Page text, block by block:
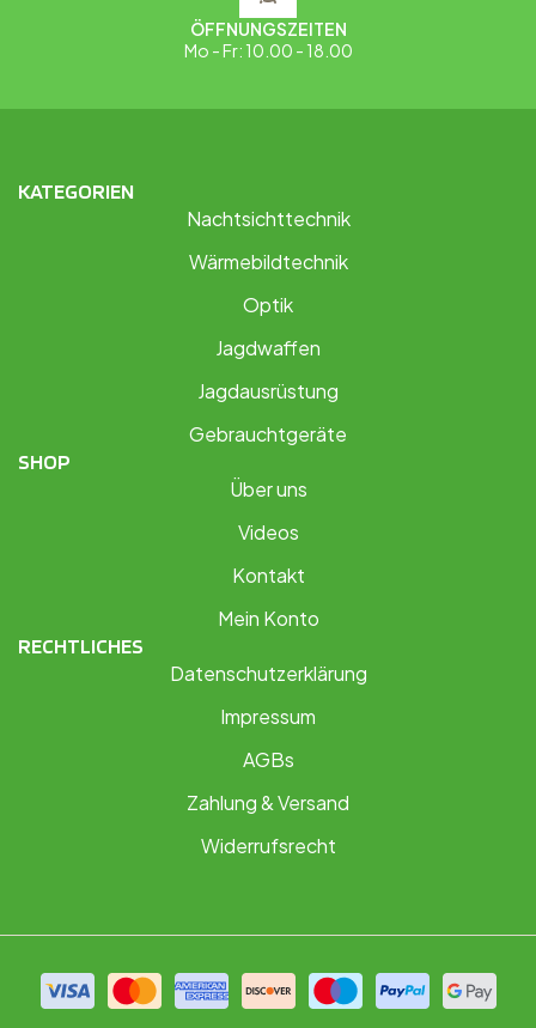
ÖFFNUNGSZEITEN
Mo - Fr: 10.00 - 18.00
KATEGORIEN
Nachtsichttechnik
Wärmebildtechnik
Optik
Jagdwaffen
Jagdausrüstung
Gebrauchtgeräte
SHOP
Über uns
Videos
Kontakt
Mein Konto
RECHTLICHES
Datenschutzerklärung
Impressum
AGBs
Zahlung & Versand
Widerrufsrecht